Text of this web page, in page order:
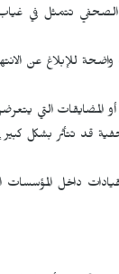
الصحفي تتمثل في
للإبلاغ عن
المضايقات التي
قد تتأثر بشكل كبير
داخل المؤسسات